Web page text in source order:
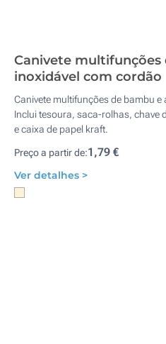
Canivete multifunções
inoxidável com cordão
Canivete multifunções de bambu
Inclui tesoura, saca-rolhas, chave
e caixa de papel kraft.
Preço a partir de:1,79 €
Ver detalhes >